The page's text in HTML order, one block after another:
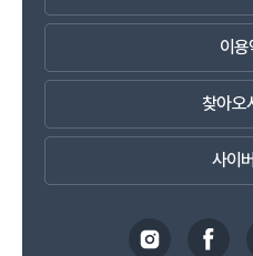
이
찾아오
사이